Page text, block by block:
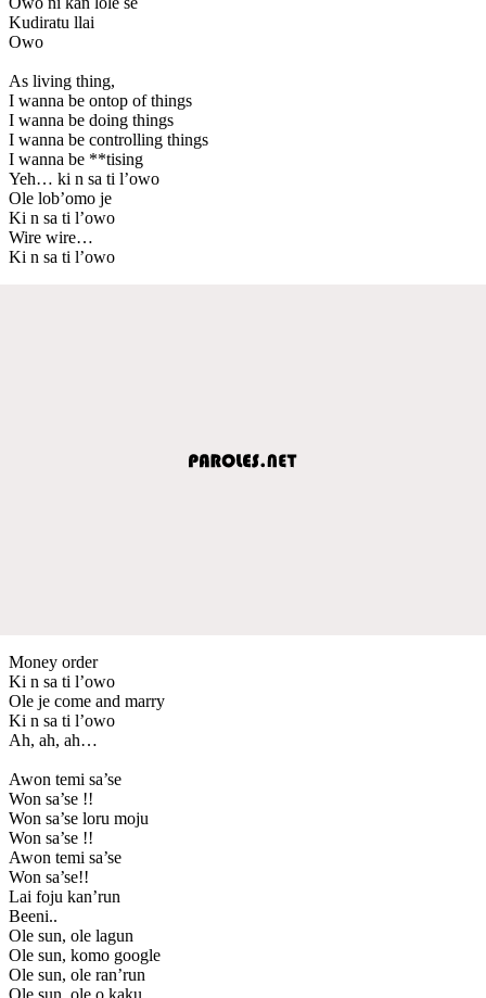
Kudiratu llai
Owo
As living thing,
I wanna be ontop of things
I wanna be doing things
I wanna be controlling things
I wanna be **tising
Yeh… ki n sa ti l’owo
Ole lob’omo je
Ki n sa ti l’owo
Wire wire…
Ki n sa ti l’owo
Money order
Ki n sa ti l’owo
Ole je come and marry
Ki n sa ti l’owo
Ah, ah, ah…
Awon temi sa’se
Won sa’se !!
Won sa’se loru moju
Won sa’se !!
Awon temi sa’se
Won sa’se!!
Lai foju kan’run
Beeni..
Ole sun, ole lagun
Ole sun, komo google
Ole sun, ole ran’run
Ole sun, ole o kaku